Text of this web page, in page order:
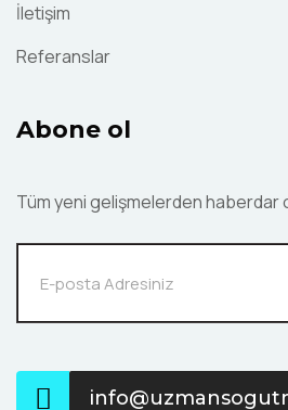
İletişim
Referanslar
Abone ol
Tüm yeni gelişmelerden haberdar